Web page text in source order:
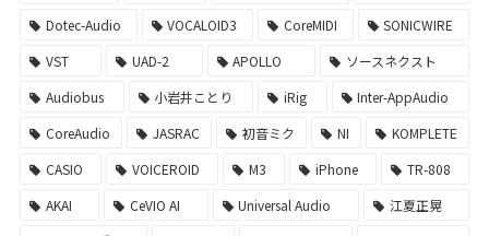
Dotec-Audio
VOCALOID3 CoreMIDI
SONICWIRE
VST
UAD-2 APOLLO
ソースネクスト
Audiobus
小岩井ことり iRig
Inter-AppAudio
CoreAudio
JASRAC 初音ミク NI
KOMPLETE
CASIO
VOICEROID M3 iPhone
TR-808
AKAI
CeVIO AI Universal Audio
江夏正晃